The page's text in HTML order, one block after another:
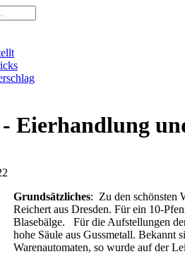
Eierhandlung
Grundsätzliches: Zu den schönsten
Reichert aus Dresden. Für ein 10-
Blasebälge. Für die Aufstellungen
hohe Säule aus Gussmetall.
Warenautomaten, so wurde auf der